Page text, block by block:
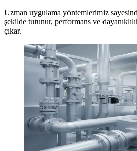
Uzman uygulama yöntemlerimiz
şekilde tutunur, performans ve
çıkar.